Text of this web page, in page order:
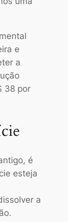
e
a
38 por
é
esteja
a